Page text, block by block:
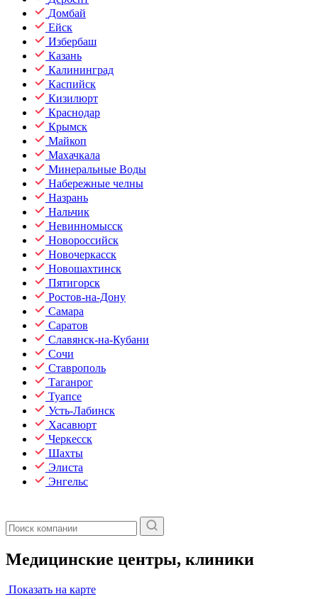
Домбай
Ейск
Избербаш
Казань
Калининград
Каспийск
Кизилюрт
Краснодар
Крымск
Майкоп
Махачкала
Минеральные Воды
Набережные челны
Назрань
Нальчик
Невинномысск
Новороссийск
Новочеркасск
Новошахтинск
Пятигорск
Ростов-на-Дону
Самара
Саратов
Славянск-на-Кубани
Сочи
Ставрополь
Таганрог
Туапсе
Усть-Лабинск
Хасавюрт
Черкесск
Шахты
Элиста
Энгельс
Медицинские центры, клиники
Показать на карте